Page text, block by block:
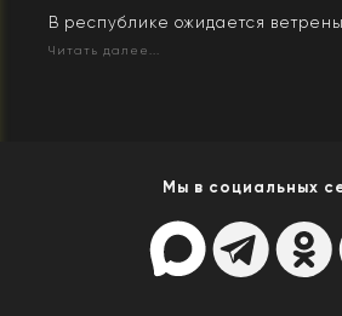
В республике ожидается
Читать далее...
Мы в социальных